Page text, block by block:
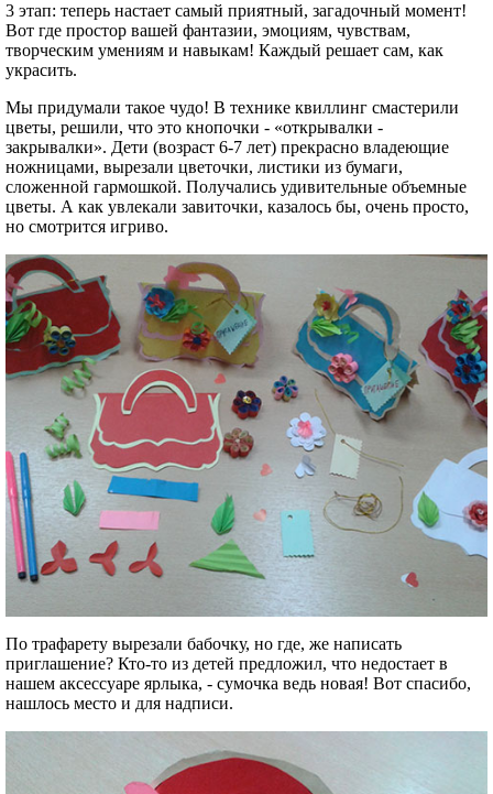
3 этап: теперь настает самый приятный, загадочный момент!
Вот где простор вашей фантазии, эмоциям, чувствам,
творческим умениям и навыкам! Каждый решает сам, как
украсить.
Мы придумали такое чудо! В технике квиллинг смастерили
цветы, решили, что это кнопочки - «открывалки -
закрывалки». Дети (возраст 6-7 лет) прекрасно владеющие
ножницами, вырезали цветочки, листики из бумаги,
сложенной гармошкой. Получались удивительные объемные
цветы. А как увлекали завиточки, казалось бы, очень просто,
но смотрится игриво.
По трафарету вырезали бабочку, но где, же написать
приглашение? Кто-то из детей предложил, что недостает в
нашем аксессуаре ярлыка, - сумочка ведь новая! Вот спасибо,
нашлось место и для надписи.